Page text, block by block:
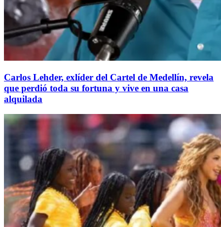
Carlos Lehder, exlíder del Cartel de Medellín, revela
que perdió toda su fortuna y vive en una casa
alquilada